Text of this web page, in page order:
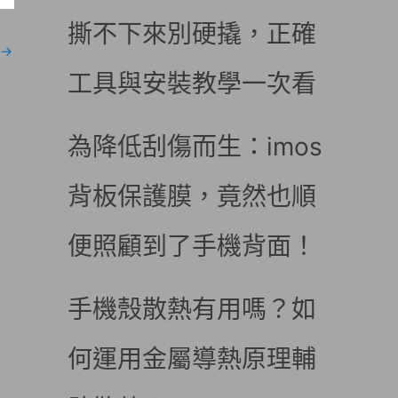
→
撕不下來別硬撬，正確
工具與安裝教學一次看
為降低刮傷而生：imos
背板保護膜，竟然也順
便照顧到了手機背面！
手機殼散熱有用嗎？如
何運用金屬導熱原理輔